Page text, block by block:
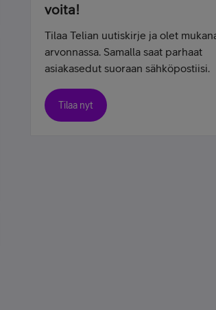
voita!
Tilaa Telian uutiskirje ja olet
arvonnassa. Samalla saat parhaat
asiakasedut suoraan sähköpostiisi.
Tilaa nyt